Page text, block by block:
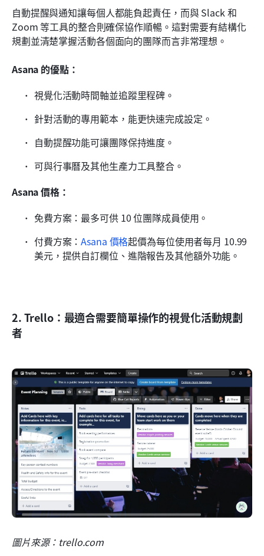
自動提醒與通知讓每個人都能負起責任，而與 Slack 和
Zoom 等工具的整合則確保協作順暢。這對需要有結構化
規劃並清楚掌握活動各個面向的團隊而言非常理想。
Asana 的優點：
視覺化活動時間軸並追蹤里程碑。
針對活動的專用範本，能更快速完成設定。
自動提醒功能可讓團隊保持進度。
可與行事曆及其他生產力工具整合。
Asana 價格：
免費方案：最多可供 10 位團隊成員使用。
付費方案：Asana 價格起價為每位使用者每月 10.99
美元，提供自訂欄位、進階報告及其他額外功能。
2. Trello：最適合需要簡單操作的視覺化活動規劃
者
圖片來源：trello.com